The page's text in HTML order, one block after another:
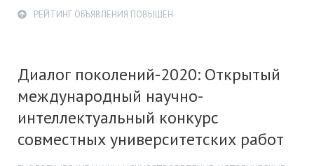
РЕЙТИНГ ОБЪЯВЛЕНИЯ ПОВЫШЕН
Диалог поколений-2020: Открытый
международный научно-
интеллектуальный конкурс
совместных университетских работ